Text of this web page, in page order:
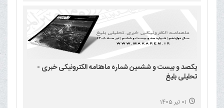
یکصد و بیست و ششمین شماره ماهنامه الکترونیکی خبری -
تحلیلی بلیغ
01 تیر 1405